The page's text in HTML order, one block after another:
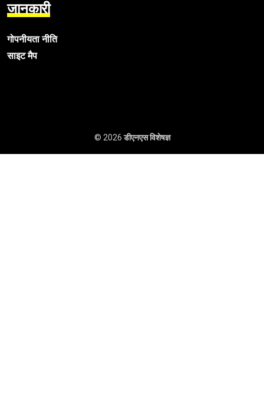
जानकारी
गोपनीयता नीति
साइट मैप
© 2026डीएनएस विशेषज्ञ